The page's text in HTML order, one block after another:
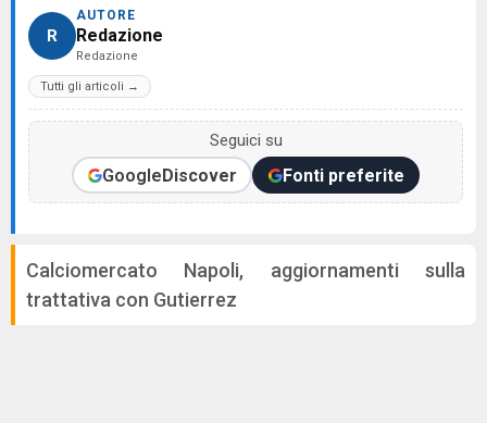
R
AUTORE
Redazione
Redazione
Tutti gli articoli →
Seguici su
GoogleDiscover Fonti preferite
Calciomercato Napoli, aggiornamenti sulla
trattativa con Gutierrez